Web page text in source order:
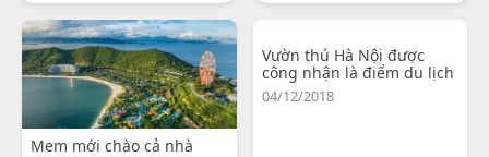
Mem mới chào cả nhà
Vườn thú Hà Nội được
công nhận là điểm du lịch
04/12/2018